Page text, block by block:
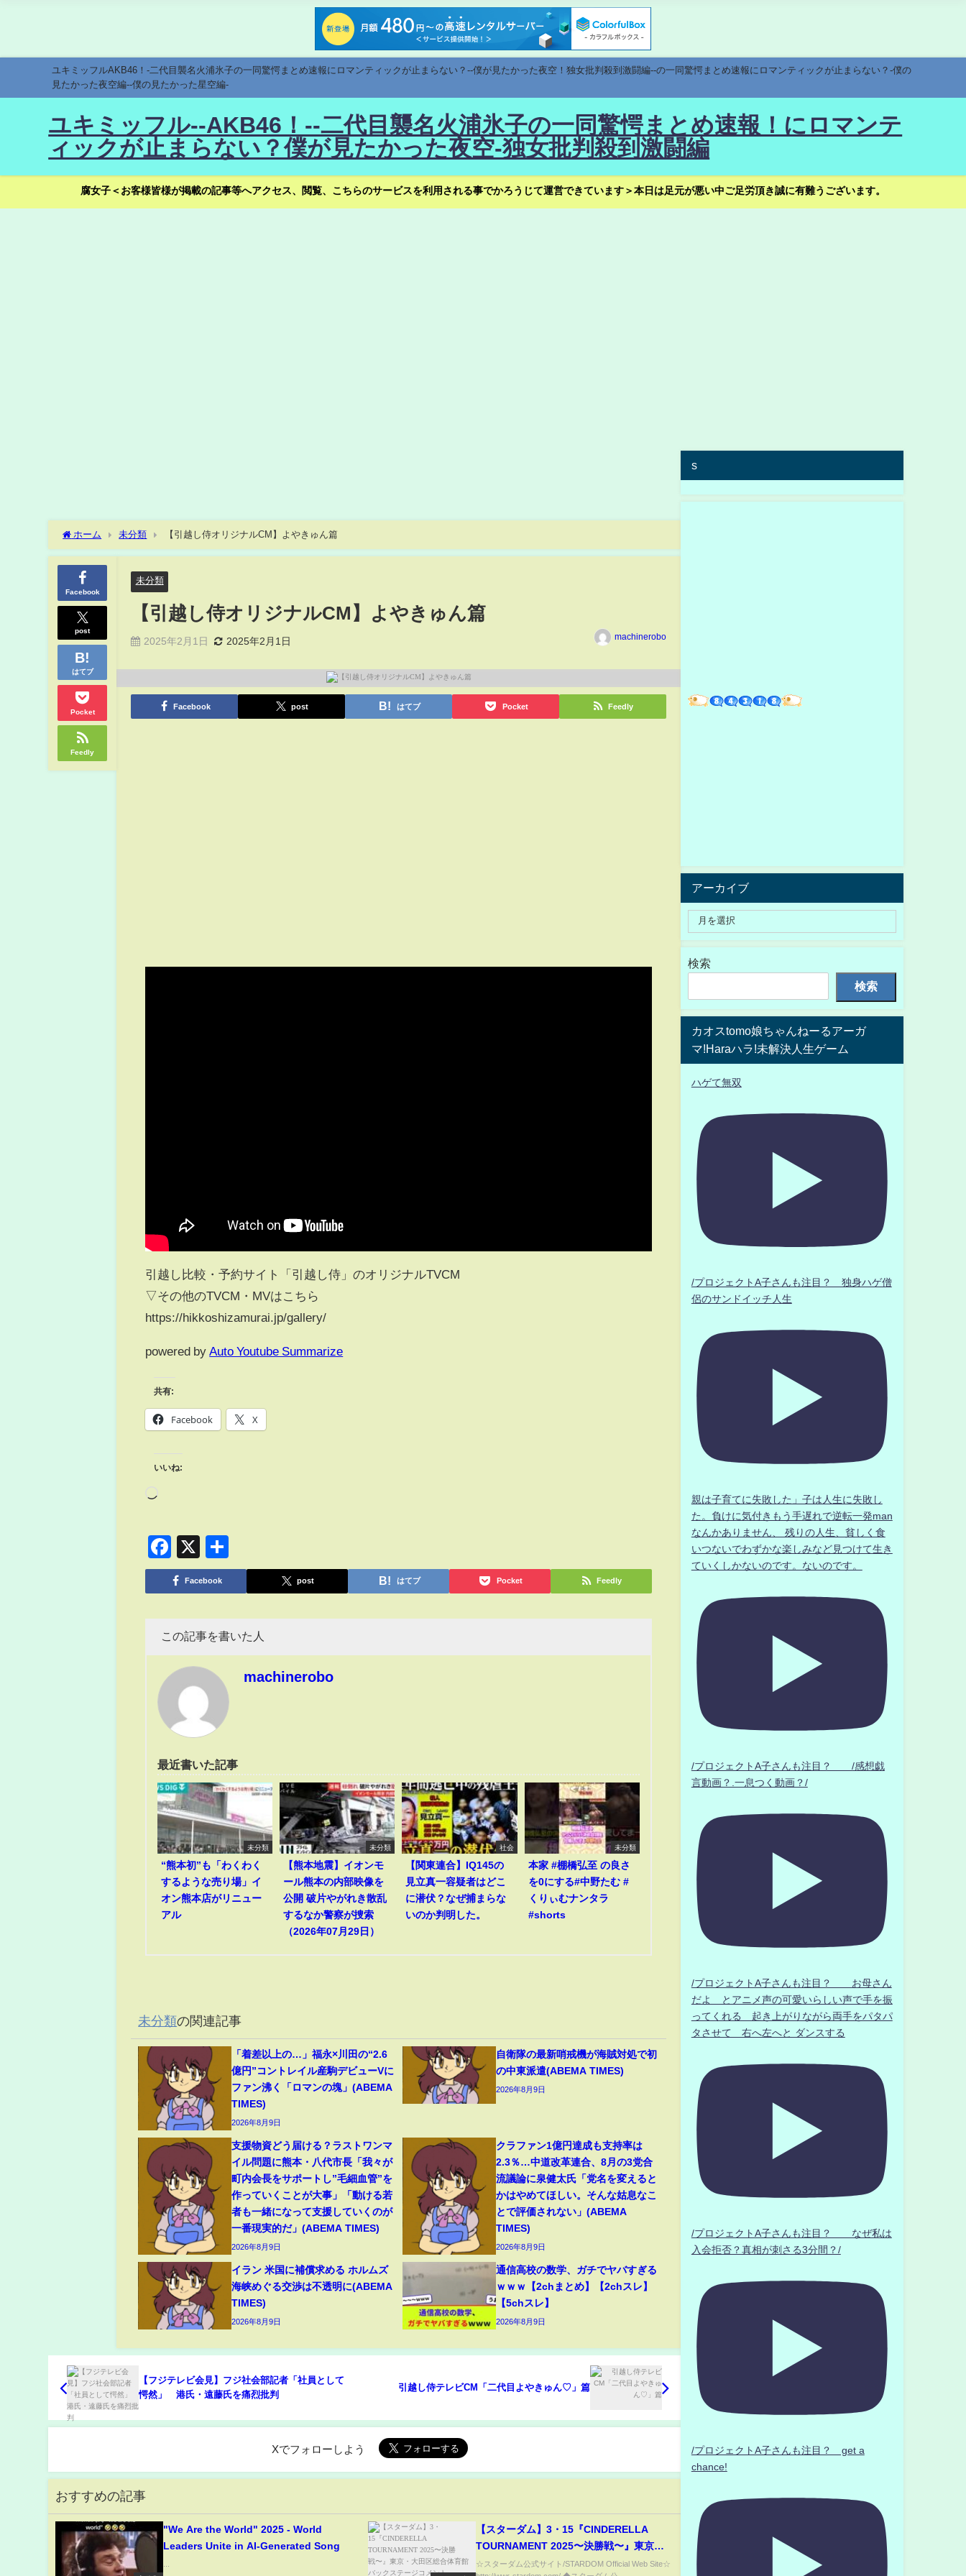
ユキミッフルAKB46！-二代目襲名火浦氷子の一同驚愕まとめ速報にロマンティックが止まらない？--僕が見たかった夜空！独女批判殺到激闘編--の一同驚愕まとめ速報にロマンティックが止まらない？-僕の
見たかった夜空編--僕の見たかった星空編-
ユキミッフル--AKB46！--二代目襲名火浦氷子の一同驚愕まとめ速報！にロマンテ
ィックが止まらない？僕が見たかった夜空-独女批判殺到激闘編
腐女子＜お客様皆様が掲載の記事等へアクセス、閲覧、こちらのサービスを利用される事でかろうじて運営できています＞本日は足元が悪い中ご足労頂き誠に有難うございます。
ホーム 未分類 【引越し侍オリジナルCM】よやきゅん篇
Facebook
post
はてブ
Pocket
Feedly
未分類
【引越し侍オリジナルCM】よやきゅん篇
2025年2月1日 2025年2月1日 machinerobo
Facebook post はてブ Pocket Feedly
引越し比較・予約サイト「引越し侍」のオリジナルTVCM
▽その他のTVCM・MVはこちら
https://hikkoshizamurai.jp/gallery/
powered by Auto Youtube Summarize
共有:
Facebook X
いいね:
Facebook
X
有
Facebook post はてブ Pocket Feedly
この記事を書いた人
machinerobo
最近書いた記事
未分類
“熊本初”も「わくわく
するような売り場」イ
オン熊本店がリニュー
アル
未分類
【熊本地震】イオンモ
ール熊本の内部映像を
公開 破片やがれき散乱
するなか警察が捜索
（2026年07月29日）
社会
【関東連合】IQ145の
見立真一容疑者はどこ
に潜伏？なぜ捕まらな
いのか判明した。
未分類
本家 #棚橋弘至 の良さ
を0にする#中野たむ #
くりぃむナンタラ
#shorts
未分類の関連記事
「着差以上の…」福永×川田の“2.6
億円”コントレイル産駒デビューVに
ファン沸く「ロマンの塊」(ABEMA
TIMES)
2026年8月9日
自衛隊の最新哨戒機が海賊対処で初
の中東派遣(ABEMA TIMES)
2026年8月9日
支援物資どう届ける？ラストワンマ
イル問題に熊本・八代市長「我々が
町内会長をサポートし”毛細血管”を
作っていくことが大事」「動ける若
者も一緒になって支援していくのが
一番現実的だ」(ABEMA TIMES)
2026年8月9日
クラファン1億円達成も支持率は
2.3％…中道改革連合、8月の3党合
流議論に泉健太氏「党名を変えると
かはやめてほしい。そんな姑息なこ
とで評価されない」(ABEMA
TIMES)
2026年8月9日
イラン 米国に補償求める ホルムズ
海峡めぐる交渉は不透明に(ABEMA
TIMES)
2026年8月9日
通信高校の数学、ガチでヤバすぎる
ｗｗｗ【2chまとめ】【2chスレ】
【5chスレ】
2026年8月9日
【フジテレビ会見】フジ社会部記者「社員として
愕然」 港氏・遠藤氏を痛烈批判
引越し侍テレビCM「二代目よやきゅん♡」篇
Xでフォローしよう
おすすめの記事
"We Are the World" 2025 - World
Leaders Unite in AI-Generated Song
【スターダム】3・15『CINDERELLA
TOURNAMENT 2025〜決勝戦〜』東京・
大田区総合体育館 バックステージコメント
☆スターダム公式サイト/STARDOM Official Web Site☆
s
アーカイブ
検索
検索
カオスtomo娘ちゃんねーるアーガ
マ!Haraハラ!未解決人生ゲーム
ハゲて無双
/プロジェクトA子さんも注目？ 独身ハゲ僧
侶のサンドイッチ人生
親は子育てに失敗した」子は人生に失敗し
た。負けに気付きもう手遅れで逆転一発man
なんかありません、 残りの人生、貧しく食
いつないでわずかな楽しみなど見つけて生き
ていくしかないのです。ないのです。
/プロジェクトA子さんも注目？ /感想戯
言動画？.一息つく動画？/
/プロジェクトA子さんも注目？ お母さん
だよ とアニメ声の可愛いらしい声で手を振
ってくれる 起き上がりながら両手をパタパ
タさせて 右へ左へと ダンスする
/プロジェクトA子さんも注目？ なぜ私は
入会拒否？真相が刺さる3分間？/
/プロジェクトA子さんも注目？ get a
chance!